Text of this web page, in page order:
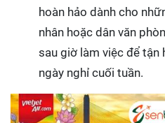
hoàn hảo dành cho
nhân hoặc dân văn
sau giờ làm việc để tận
ngày nghỉ cuối tuần.